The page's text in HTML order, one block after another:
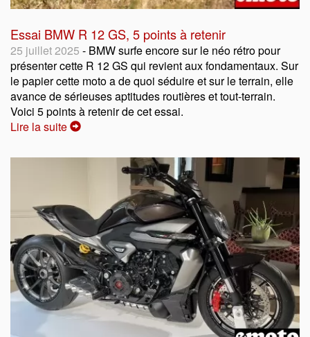
Essai BMW R 12 GS, 5 points à retenir
25 juillet 2025 - BMW surfe encore sur le néo rétro pour
présenter cette R 12 GS qui revient aux fondamentaux. Sur
le papier cette moto a de quoi séduire et sur le terrain, elle
avance de sérieuses aptitudes routières et tout-terrain.
Voici 5 points à retenir de cet essai.
Lire la suite